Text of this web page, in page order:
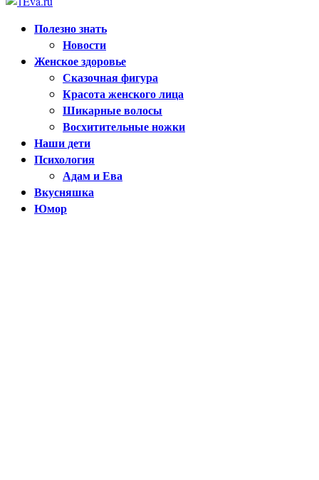
Полезно знать
Новости
Женское здоровье
Сказочная фигура
Красота женского лица
Шикарные волосы
Восхитительные ножки
Наши дети
Психология
Адам и Ева
Вкусняшка
Юмор